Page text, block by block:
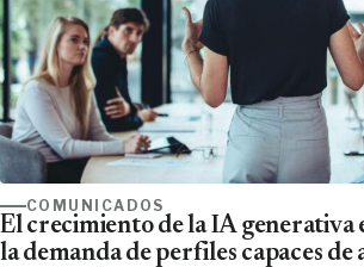
COMUNICADOS
El crecimiento de la IA generativa
la demanda de perfiles capaces de